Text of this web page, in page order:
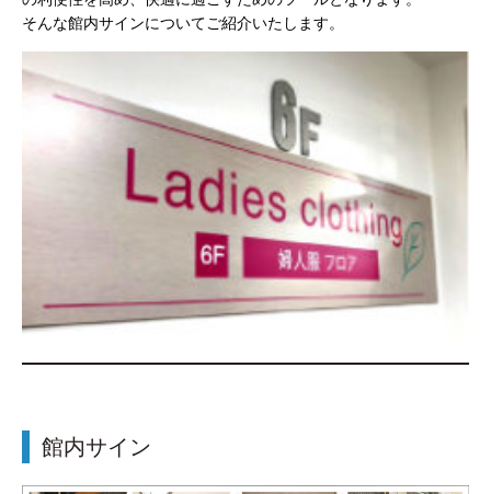
そんな館内サインについてご紹介いたします。
館内サイン